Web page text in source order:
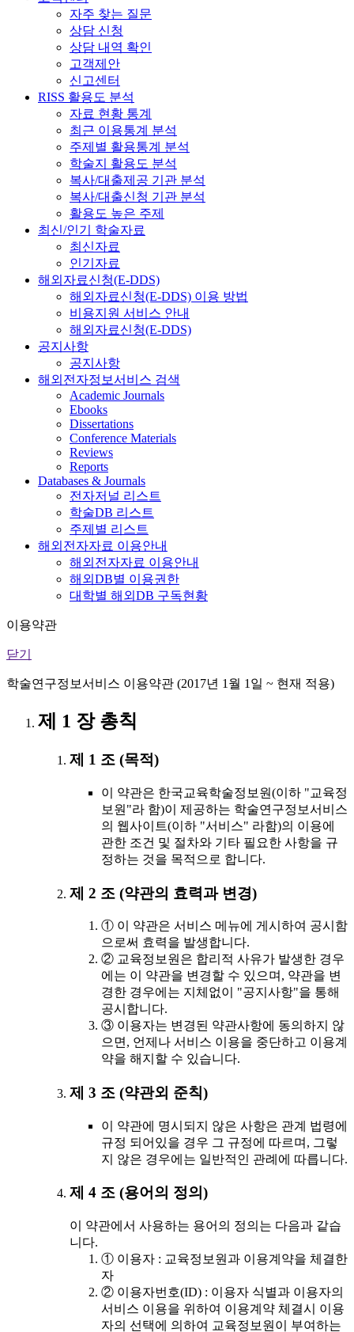
자주 찾는 질문
상담 신청
상담 내역 확인
고객제안
신고센터
RISS 활용도 분석
자료 현황 통계
최근 이용통계 분석
주제별 활용통계 분석
학술지 활용도 분석
복사/대출제공 기관 분석
복사/대출신청 기관 분석
활용도 높은 주제
최신/인기 학술자료
최신자료
인기자료
해외자료신청(E-DDS)
해외자료신청(E-DDS) 이용 방법
비용지원 서비스 안내
해외자료신청(E-DDS)
공지사항
공지사항
해외전자정보서비스 검색
Academic Journals
Ebooks
Dissertations
Conference Materials
Reviews
Reports
Databases & Journals
전자저널 리스트
학술DB 리스트
주제별 리스트
해외전자자료 이용안내
해외전자자료 이용안내
해외DB별 이용권한
대학별 해외DB 구독현황
이용약관
닫기
학술연구정보서비스 이용약관 (2017년 1월 1일 ~ 현재 적용)
제 1 장 총칙
제 1 조 (목적)
이 약관은 한국교육학술정보원(이하 "교육정
보원"라 함)이 제공하는 학술연구정보서비스
의 웹사이트(이하 "서비스" 라함)의 이용에
관한 조건 및 절차와 기타 필요한 사항을 규
정하는 것을 목적으로 합니다.
제 2 조 (약관의 효력과 변경)
① 이 약관은 서비스 메뉴에 게시하여 공시함
으로써 효력을 발생합니다.
② 교육정보원은 합리적 사유가 발생한 경우
에는 이 약관을 변경할 수 있으며, 약관을 변
경한 경우에는 지체없이 "공지사항"을 통해
공시합니다.
③ 이용자는 변경된 약관사항에 동의하지 않
으면, 언제나 서비스 이용을 중단하고 이용계
약을 해지할 수 있습니다.
제 3 조 (약관외 준칙)
이 약관에 명시되지 않은 사항은 관계 법령에
규정 되어있을 경우 그 규정에 따르며, 그렇
지 않은 경우에는 일반적인 관례에 따릅니다.
제 4 조 (용어의 정의)
이 약관에서 사용하는 용어의 정의는 다음과 같습
니다.
① 이용자 : 교육정보원과 이용계약을 체결한
자
② 이용자번호(ID) : 이용자 식별과 이용자의
서비스 이용을 위하여 이용계약 체결시 이용
자의 선택에 의하여 교육정보원이 부여하는